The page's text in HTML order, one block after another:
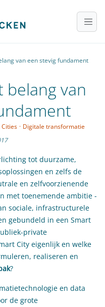
van een stevig fundament
belang van
· Digitale transformatie
tot duurzame,
en zelfs de
en zelfvoorzienende
met toenemende ambitie -
sociale, infrastructurele
gebundeld in een Smart
private
City eigenlijk en welke
realiseren en
?
en data
de grote